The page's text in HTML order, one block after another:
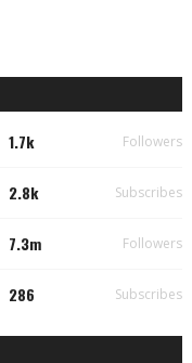
1.7k Followers
2.8k Subscribes
7.3m Followers
286 Subscribes